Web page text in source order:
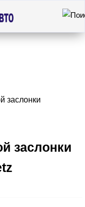
Искать
заслонки
заслонки